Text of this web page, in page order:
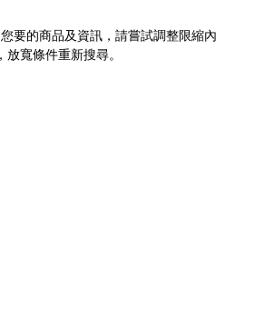
要的商品及資訊，請嘗試調整限縮內
放寬條件重新搜尋。